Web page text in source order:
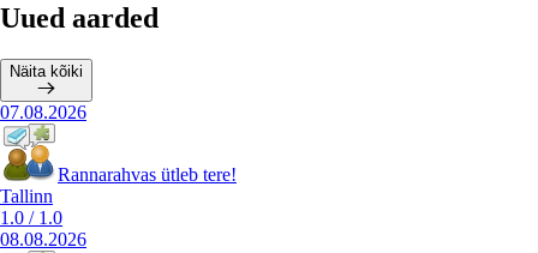
Uued aarded
Näita kõiki
07.08.2026
Rannarahvas ütleb tere!
Tallinn
1.0 / 1.0
08.08.2026